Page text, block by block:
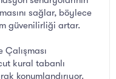
sağlar, böylece
güvenilirliği artar.
kural tabanlı
konumlandırıyor.